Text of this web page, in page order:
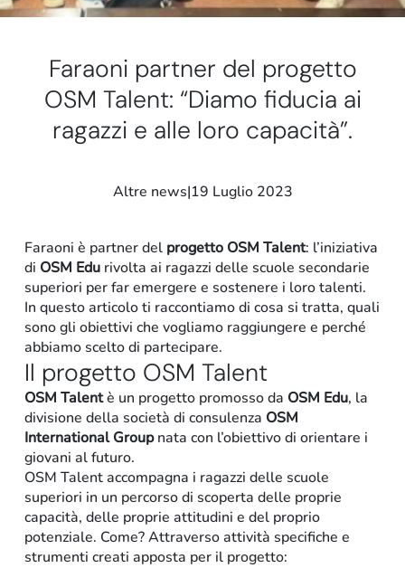
Retail
Faraoni partner del progetto
OSM Talent: “Diamo fiducia ai
ragazzi e alle loro capacità”.
Altre news|19 Luglio 2023
Faraoni è partner del progetto OSM Talent: l’iniziativa
di OSM Edurivolta ai ragazzi delle scuole secondarie
superiori per far emergere e sostenere i loro talenti.
In questo articolo ti raccontiamo di cosa si tratta, quali
sono gli obiettivi che vogliamo raggiungere e perché
abbiamo scelto di partecipare.
Il progetto OSM Talent
OSM Talentè un progetto promosso da OSM Edu, la
divisione della società di consulenza OSM
International Groupnata con l’obiettivo di orientare i
giovani al futuro.
OSM Talent accompagna i ragazzi delle scuole
superiori in un percorso di scoperta delle proprie
capacità, delle proprie attitudini e del proprio
potenziale. Come? Attraverso attività specifiche e
strumenti creati apposta per il progetto: